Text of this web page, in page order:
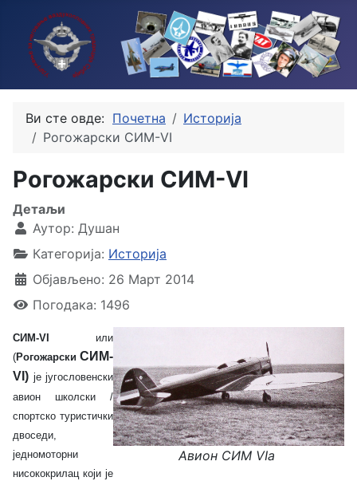
Ви сте овде: Почетна
Историја
Рогожарски СИМ-VI
Рогожарски СИМ-VI
Детаљи
Аутор: Душан
Категорија: Историја
Објављено: 26 Март 2014
Погодака: 1496
Авион СИМ VIа
СИМ-VI
или
(Рогожарски СИМ-
VI) је југословенски
авион школски /
спортско туристички
двоседи,
једномоторни
нисококрилац који је